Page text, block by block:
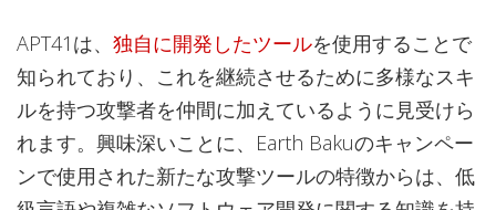
APT41は、 独自に開発したツールを使用することで
知られており、これを継続させるために多様なスキ
ルを持つ攻撃者を仲間に加えているように見受けら
れます。興味深いことに、Earth Bakuのキャンペー
ンで使用された新たな攻撃ツールの特徴からは、低